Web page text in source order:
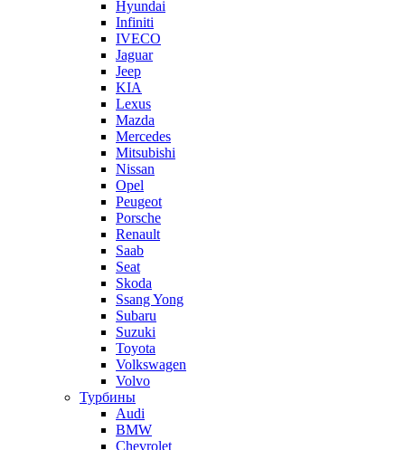
Hyundai
Infiniti
IVECO
Jaguar
Jeep
KIA
Lexus
Mazda
Mercedes
Mitsubishi
Nissan
Opel
Peugeot
Porsche
Renault
Saab
Seat
Skoda
Ssang Yong
Subaru
Suzuki
Toyota
Volkswagen
Volvo
Турбины
Audi
BMW
Chevrolet